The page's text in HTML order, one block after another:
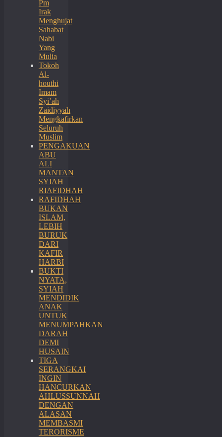
Pm
Irak
Menghujat
Sahabat
Nabi
Yang
Mulia
Tokoh
Al-
houthi
Imam
Syi’ah
Zaidiyyah
Mengkafirkan
Seluruh
Muslim
PENGAKUAN
ABU
ALI
MANTAN
SYIAH
RIAFIDHAH
RAFIDHAH
BUKAN
ISLAM,
LEBIH
BURUK
DARI
KAFIR
HARBI
BUKTI
NYATA,
SYIAH
MENDIDIK
ANAK
UNTUK
MENUMPAHKAN
DARAH
DEMI
HUSAIN
TIGA
SERANGKAI
INGIN
HANCURKAN
AHLUSSUNNAH
DENGAN
ALASAN
MEMBASMI
TERORISME